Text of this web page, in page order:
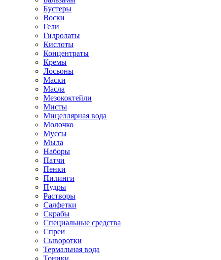
Бустеры
Воски
Гели
Гидролаты
Кислоты
Концентраты
Кремы
Лосьоны
Маски
Масла
Мезококтейли
Мисты
Мицеллярная вода
Молочко
Муссы
Мыла
Наборы
Патчи
Пенки
Пилинги
Пудры
Растворы
Салфетки
Скрабы
Специальные средства
Спреи
Сыворотки
Термальная вода
Тоники